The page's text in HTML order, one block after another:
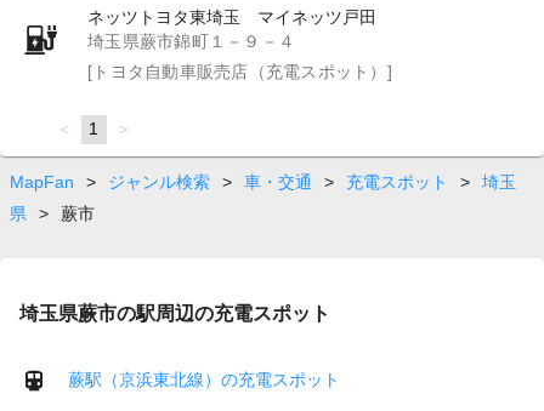
ネッツトヨタ東埼玉 マイネッツ戸田
埼玉県蕨市錦町１－９－４
[トヨタ自動車販売店（充電スポット）]
page
You're
on
page
1 page
MapFan > ジャンル検索 > 車・交通 > 充電スポット >
埼玉
県
> 蕨市
埼玉県蕨市の駅周辺の充電スポット
蕨駅（京浜東北線）の充電スポット